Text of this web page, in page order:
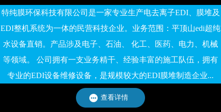
特纯膜环保科技有限公司是一家专业生产电去离子EDI、膜堆及
EDI整机系统为一体的民营科技企业。业务范围：平顶山edi超纯
水设备直销。产品涉及电子、石油、 化工、医药、电力、机械
等领域。 公司拥有一支业务精干、经验丰富的施工队伍，拥有
专业的EDI设备维修设备，是规模较大的EDI膜堆制造企业...
查看详情